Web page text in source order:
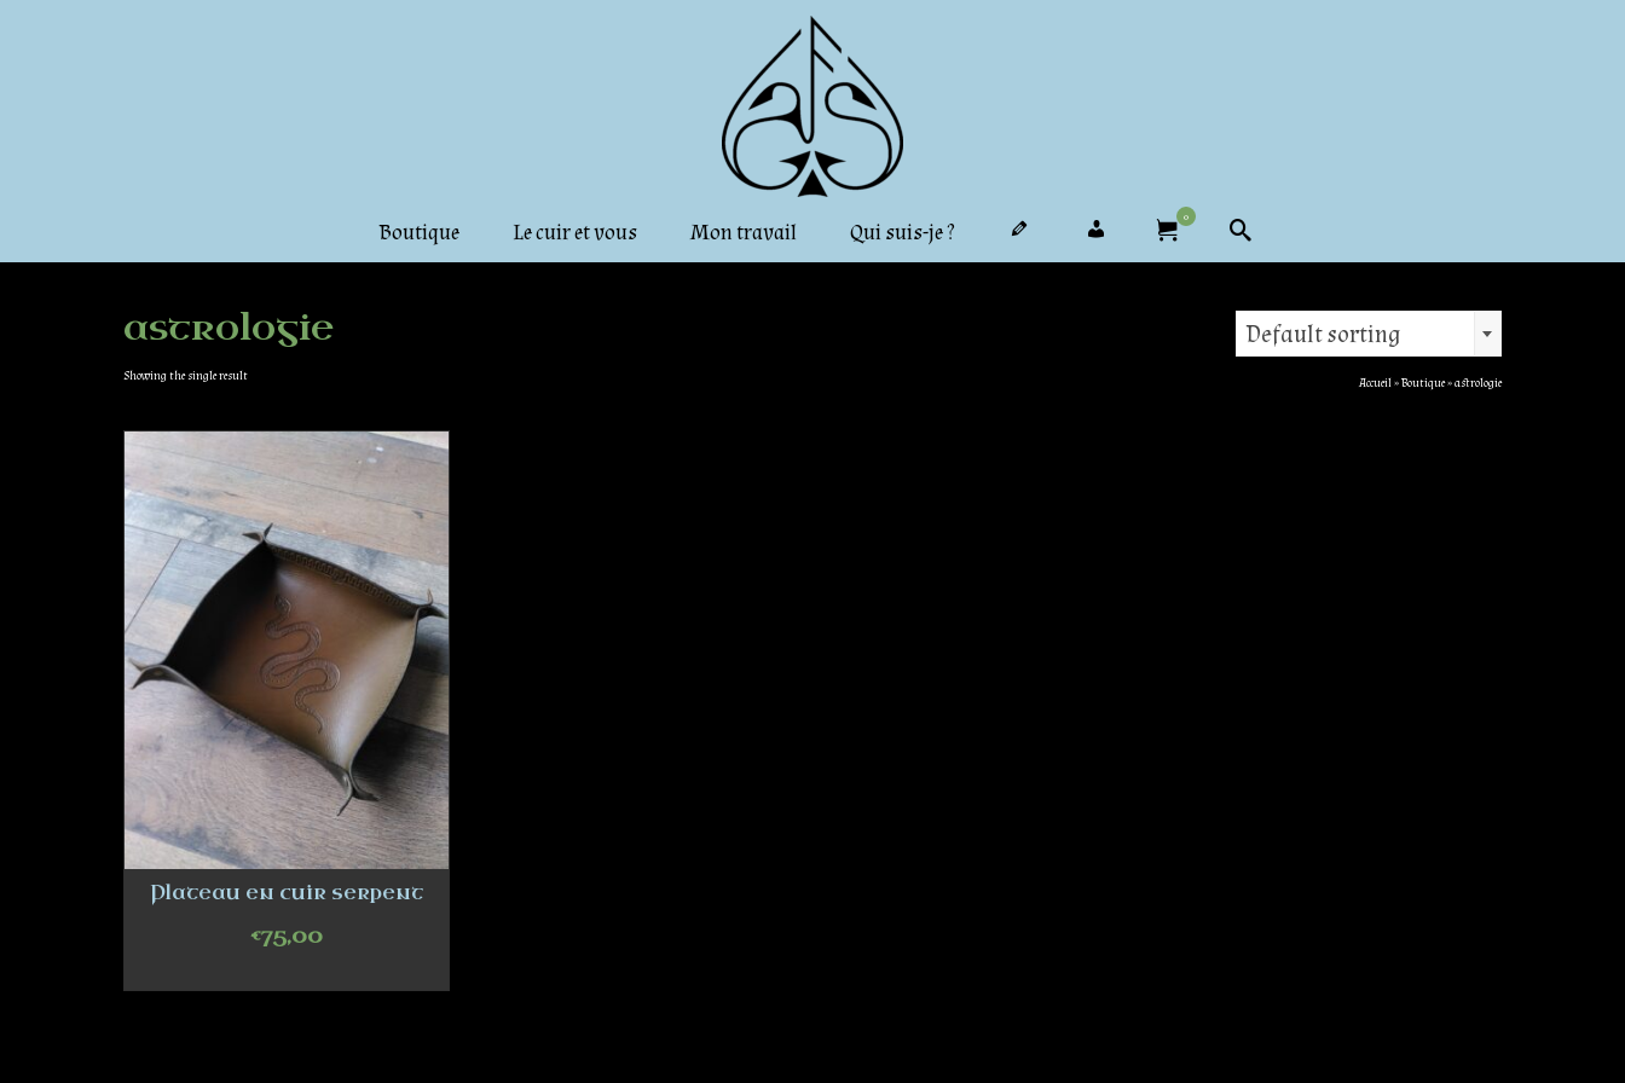
Boutique Le cuir et vous Mon travail Qui suis-je ?
0
astrologie
Showing the single result
Default sorting
Accueil»Boutique»astrologie
Plateau en cuir serpent
€75,00